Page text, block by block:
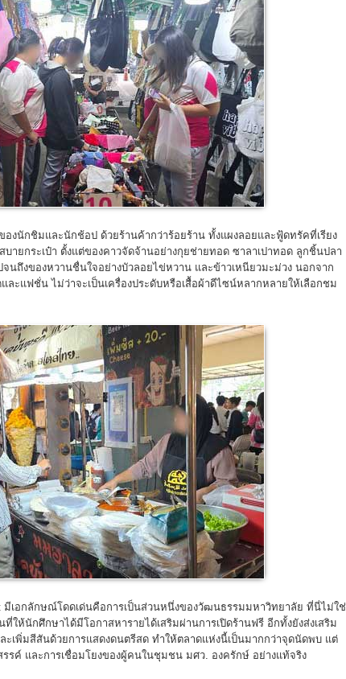
งนักชิมและนักช้อป ด้วยร้านค้ากว่าร้อยร้าน ทั้งแผงลอยและฟู้ดทรัคที่เรียง
บายกระเป๋า ตั้งแต่ของคาวจัดจ้านอย่างกุยช่ายทอด ซาลาเปาทอด ลูกชิ้นปลา
ถึงของหวานชื่นใจอย่างบัวลอยไข่หวาน และข้าวเหนียวมะม่วง นอกจาก
ละแฟชั่น ไม่ว่าจะเป็นเครื่องประดับหรือเสื้อผ้าดีไซน์หลากหลายให้เลือกชม
มีเอกลักษณ์โดดเด่นคือการเป็นส่วนหนึ่งของวัฒนธรรมมหาวิทยาลัย ที่นี่ไม่ใช่
ให้นักศึกษาได้มีโอกาสหารายได้เสริมผ่านการเปิดร้านฟรี อีกทั้งยังส่งเสริม
ะเพิ่มสีสันด้วยการแสดงดนตรีสด ทำให้ตลาดแห่งนี้เป็นมากกว่าจุดนัดพบ แต่
รค์ และการเชื่อมโยงของผู้คนในชุมชน มศว. องครักษ์ อย่างแท้จริง